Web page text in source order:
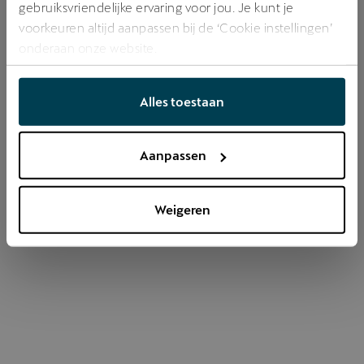
gebruiksvriendelijke ervaring voor jou. Je kunt je
voorkeuren altijd aanpassen bij de ‘Cookie instellingen’
onderaan onze website.
Alles toestaan
Aanpassen
Weigeren
Refresh